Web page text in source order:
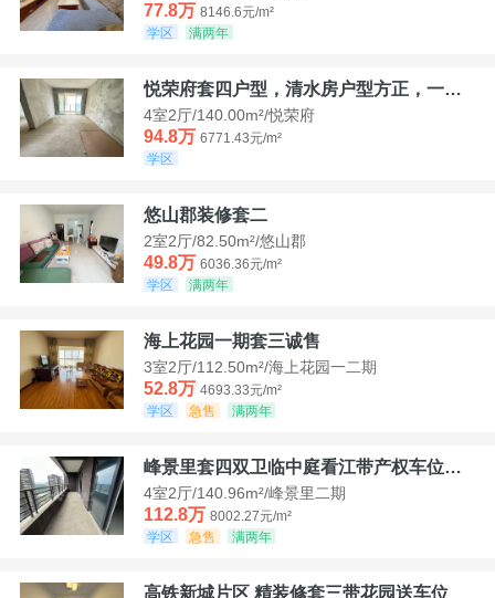
77.8万 8146.6元/m²
学区
满两年
悦荣府套四户型，清水房户型方正，一口价94，8
4室2厅/140.00m²/悦荣府
94.8万 6771.43元/m²
学区
悠山郡装修套二
2室2厅/82.50m²/悠山郡
49.8万 6036.36元/m²
学区
满两年
海上花园一期套三诚售
3室2厅/112.50m²/海上花园一二期
52.8万 4693.33元/m²
学区
急售 满两年
峰景里套四双卫临中庭看江带产权车位诚售
4室2厅/140.96m²/峰景里二期
112.8万 8002.27元/m²
学区
急售 满两年
高铁新城片区 精装修套三带花园送车位